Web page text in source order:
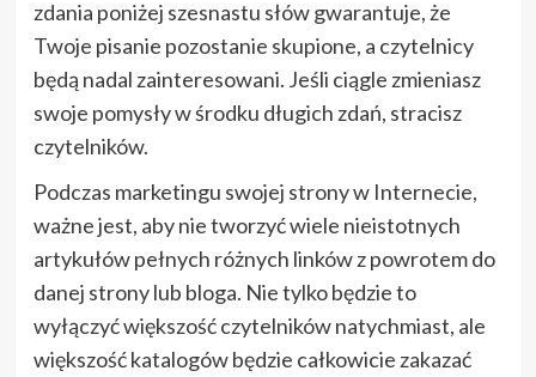
zdania poniżej szesnastu słów gwarantuje, że
Twoje pisanie pozostanie skupione, a czytelnicy
będą nadal zainteresowani. Jeśli ciągle zmieniasz
swoje pomysły w środku długich zdań, stracisz
czytelników.
Podczas marketingu swojej strony w Internecie,
ważne jest, aby nie tworzyć wiele nieistotnych
artykułów pełnych różnych linków z powrotem do
danej strony lub bloga. Nie tylko będzie to
wyłączyć większość czytelników natychmiast, ale
większość katalogów będzie całkowicie zakazać